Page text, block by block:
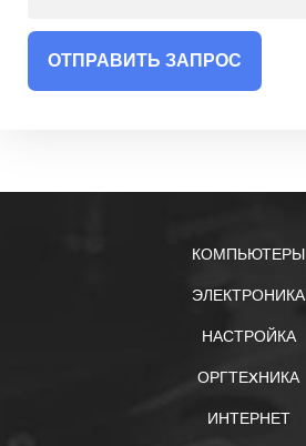
ОТПРАВИТЬ ЗАПРОС
КОМПЬЮТЕРЫ
ЭЛЕКТРОНИКА
НАСТРОЙКА
ОРГТЕXНИКА
ИНТЕРНЕТ